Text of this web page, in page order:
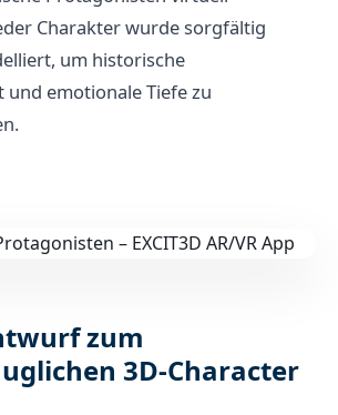
Charakter wurde sorgfältig
um historische
emotionale Tiefe zu
zum
3D-Character